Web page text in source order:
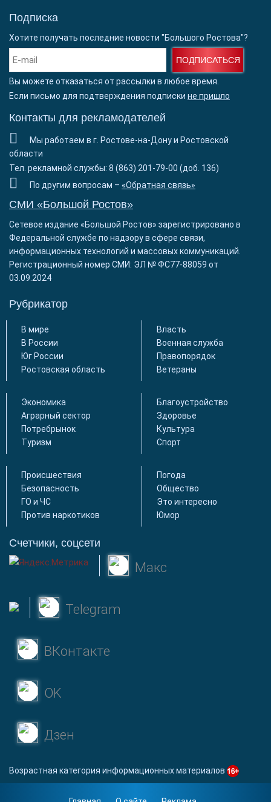
Подписка
Хотите получать последние новости "Большого Ростова"?
ПОДПИСАТЬСЯ
Вы можете отказаться от рассылки в любое время.
Если письмо для подтверждения подписки не пришло
Контакты для рекламодателей
Мы работаем в г. Ростове-на-Дону и Ростовской
области
Тел. рекламной службы: 8 (863) 201-79-00 (доб. 136)
По другим вопросам – «Обратная связь»
СМИ «Большой Ростов»
Сетевое издание «Большой Ростов» зарегистрировано в
Федеральной службе по надзору в сфере связи,
информационных технологий и массовых коммуникаций.
Регистрационный номер СМИ: ЭЛ № ФС77-88059 от
03.09.2024
Рубрикатор
В мире
В России
Юг России
Ростовская область
Власть
Военная служба
Правопорядок
Ветераны
Экономика
Аграрный сектор
Потребрынок
Туризм
Благоустройство
Здоровье
Культура
Спорт
Происшествия
Безопасность
ГО и ЧС
Против наркотиков
Погода
Общество
Это интересно
Юмор
Счетчики, соцсети
Макс
Telegram
ВКонтакте
OK
Дзен
Возрастная категория информационных материалов